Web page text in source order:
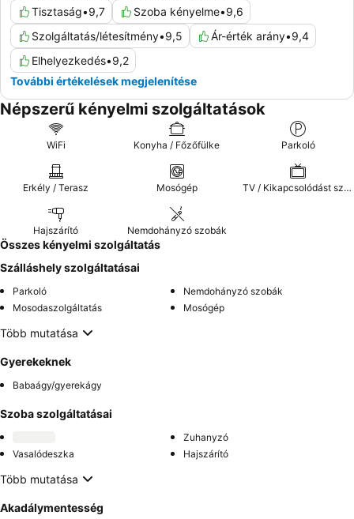
Tisztaság•9,7 Szoba kényelme•9,6
Szolgáltatás/létesítmény•9,5 Ár-érték arány•9,4
Elhelyezkedés•9,2
További értékelések megjelenítése
Népszerű kényelmi szolgáltatások
WiFi Konyha / Főzőfülke Parkoló
Erkély / Terasz Mosógép TV / Kikapcsolódást szolgáló extrák
Hajszárító Nemdohányzó szobák
Összes kényelmi szolgáltatás
Szálláshely szolgáltatásai
Parkoló
Nemdohányzó szobák
Mosodaszolgáltatás
Mosógép
Több mutatása
Gyerekeknek
Babaágy/gyerekágy
Szoba szolgáltatásai
Zuhanyzó
Vasalódeszka
Hajszárító
Több mutatása
Akadálymentesség